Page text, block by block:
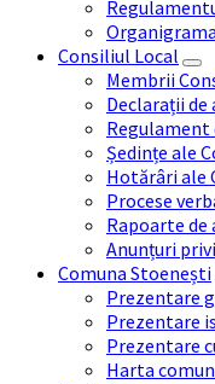
Organigrama
Consiliul Local
Membrii
Declarații
Regulament
Ședințe ale
Hotărâri ale
Procese
Rapoarte
Anunțuri
Comuna Stoenești
Prezentare
Prezentare
Prezentare
Harta